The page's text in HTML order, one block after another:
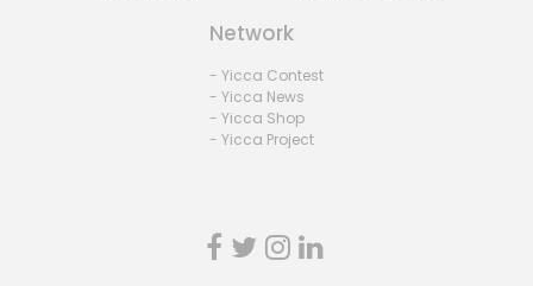
Network
- Yicca Contest
- Yicca News
- Yicca Shop
- Yicca Project